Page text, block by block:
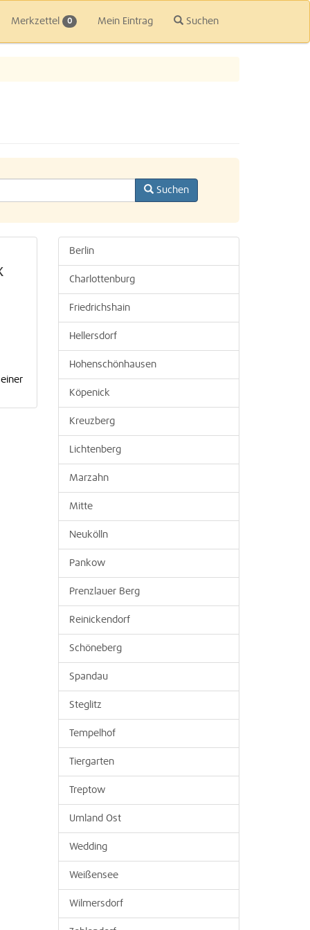
Merkzettel 0 Mein Eintrag Suchen
Suchen
Berlin
Charlottenburg
Friedrichshain
Hellersdorf
Hohenschönhausen
Köpenick
Kreuzberg
Lichtenberg
Marzahn
Mitte
Neukölln
Pankow
Prenzlauer Berg
Reinickendorf
Schöneberg
Spandau
Steglitz
Tempelhof
Tiergarten
Treptow
Umland Ost
Wedding
Weißensee
Wilmersdorf